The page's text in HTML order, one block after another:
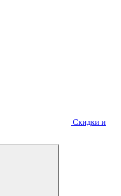
Скидки и